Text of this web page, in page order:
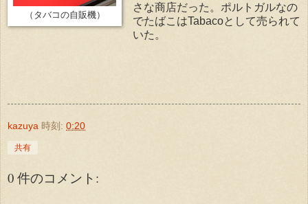
（タバコの自販機）
さな商店だった。ポルトガルなの
でたばこはTabacoとして売られて
いた。
kazuya 時刻: 0:20
共有
0 件のコメント: